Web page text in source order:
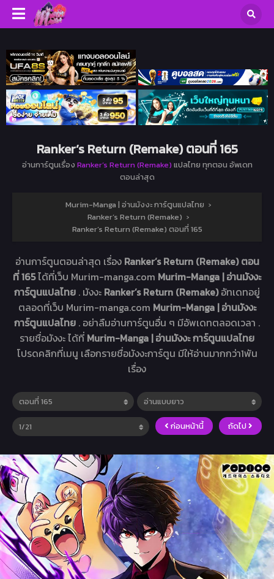
Ranker’s Return (Remake) ตอนที่ 165
อ่านการ์ตูนเรื่อง Ranker’s Return (Remake) แปลไทย ทุกตอน อัพเดท
ตอนล่าสุด
Murim-Manga | อ่านมังงะ การ์ตูนแปลไทย ›
Ranker’s Return (Remake) ›
Ranker’s Return (Remake) ตอนที่ 165
อ่านการ์ตูนตอนล่าสุด เรื่อง Ranker’s Return (Remake) ตอน
ที่ 165ได้ที่เว็บ Murim-manga.com Murim-Manga | อ่านมังงะ
การ์ตูนแปลไทย . มังงะ Ranker’s Return (Remake)อัทเดทอยู่
ตลอดที่เว็บ Murim-manga.com Murim-Manga | อ่านมังงะ
การ์ตูนแปลไทย . อย่าลืมอ่านการ์ตูนอื่น ๆ มีอัพเดทตลอดเวลา .
รายชื่อมังงะ ได้ที่ Murim-Manga | อ่านมังงะ การ์ตูนแปลไทย
โปรดคลิกที่เมนู เลือกรายชื่อมังงะการ์ตูน มีให้อ่านมากกว่า1พัน
เรื่อง
ก่อนหน้านี้ ถัดไป